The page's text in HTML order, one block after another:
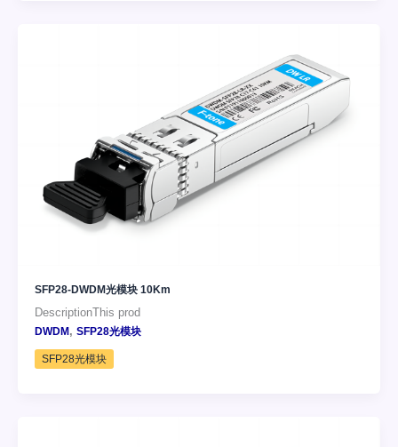
SFP28-DWDM光模块 10Km
DescriptionThis prod
DWDM, SFP28光模块
SFP28光模块